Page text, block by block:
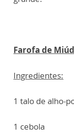
Farofa de
Ingredientes:
1 talo de alho-
1 cebola